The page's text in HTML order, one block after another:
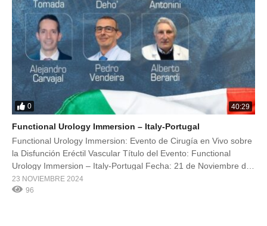
0 40:29
Functional Urology Immersion – Italy-Portugal
Functional Urology Immersion: Evento de Cirugía en Vivo sobre
la Disfunción Eréctil Vascular Título del Evento: Functional
Urology Immersion – Italy-Portugal Fecha: 21 de Noviembre de
2024 Ubicación: Hospital Belcolle, Viterbo (Roma) Cirujano
Principal: Prof. Gabriele Antonini Director del Congreso: Antonio
23 NOVIEMBRE 2024
96